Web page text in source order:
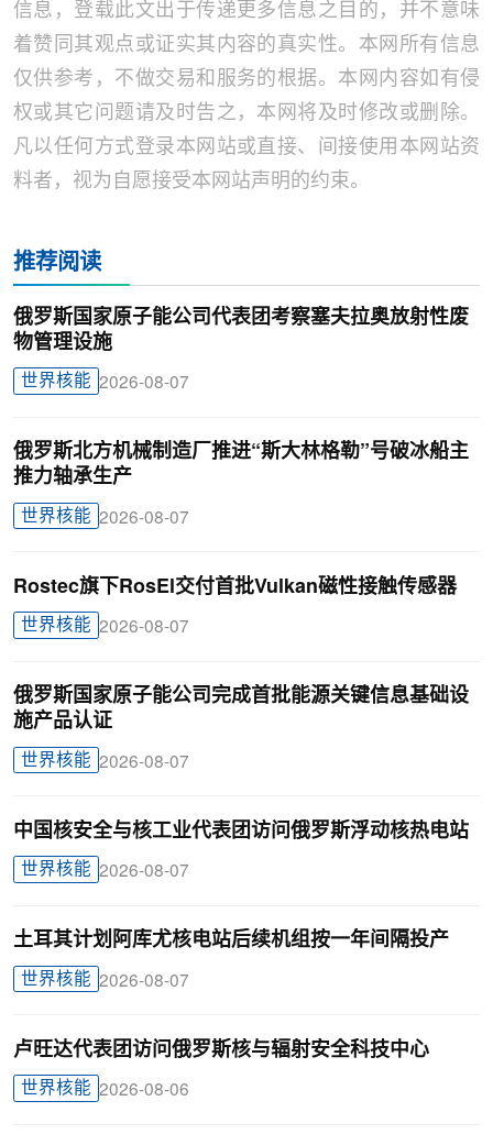
信息，登载此文出于传递更多信息之目的，并不意味
着赞同其观点或证实其内容的真实性。本网所有信息
仅供参考，不做交易和服务的根据。本网内容如有侵
权或其它问题请及时告之，本网将及时修改或删除。
凡以任何方式登录本网站或直接、间接使用本网站资
料者，视为自愿接受本网站声明的约束。
推荐阅读
俄罗斯国家原子能公司代表团考察塞夫拉奥放射性废
物管理设施
世界核能 2026-08-07
俄罗斯北方机械制造厂推进“斯大林格勒”号破冰船主
推力轴承生产
世界核能 2026-08-07
Rostec旗下RosEl交付首批Vulkan磁性接触传感器
世界核能 2026-08-07
俄罗斯国家原子能公司完成首批能源关键信息基础设
施产品认证
世界核能 2026-08-07
中国核安全与核工业代表团访问俄罗斯浮动核热电站
世界核能 2026-08-07
土耳其计划阿库尤核电站后续机组按一年间隔投产
世界核能 2026-08-07
卢旺达代表团访问俄罗斯核与辐射安全科技中心
世界核能 2026-08-06